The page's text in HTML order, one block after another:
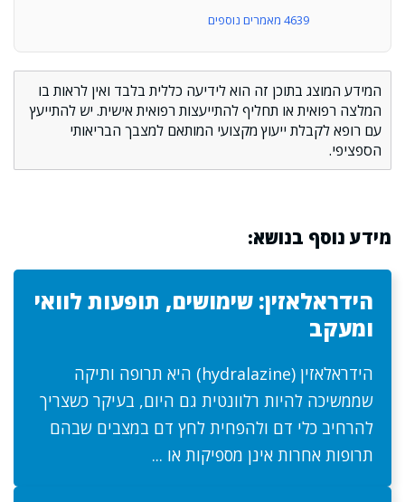
4639 מאמרים נוספים
המידע המוצג בתוכן זה הוא לידיעה כללית בלבד ואין לראות בו
המלצה רפואית או תחליף להתייעצות רפואית אישית. יש להתייעץ
עם רופא לקבלת ייעוץ מקצועי המותאם למצבך הבריאותי
הספציפי.
מידע נוסף בנושא:
הידראלאזין: שימושים, תופעות לוואי
ומעקב
הידראלאזין (hydralazine) היא תרופה ותיקה
שממשיכה להיות רלוונטית גם היום, בעיקר כשצריך
להרחיב כלי דם ולהפחית לחץ דם במצבים שבהם
תרופות אחרות אינן מספיקות או ...